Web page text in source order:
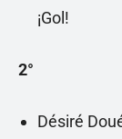
¡Gol!
2°
Désiré